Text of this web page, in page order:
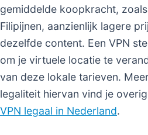
gemiddelde koopkracht,
Filipijnen, aanzienlijk lagere
dezelfde content. Een VPN
om je virtuele locatie te
van deze lokale tarieven.
legaliteit hiervan vind je
VPN legaal in Nederland.